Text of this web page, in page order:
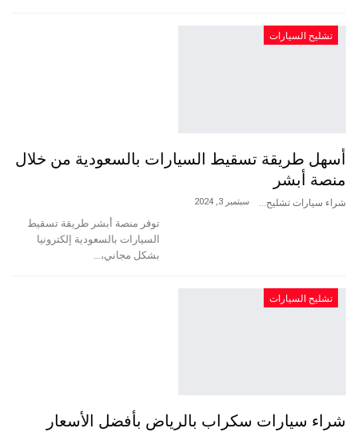
تشليح السيارات
أسهل طريقة تسقيط السيارات بالسعودية من خلال
منصة أبشر
سبتمبر 3, 2024
توفر منصة أبشر طريقة تسقيط
السيارات بالسعودية إلكترونيا
بشكل مجاني،…
تشليح السيارات
شراء سيارات سكراب بالرياض بأفضل الأسعار